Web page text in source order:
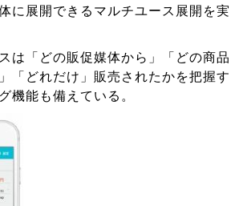
に展開できるマルチユース展開を実
は「どの販促媒体から」「どの商品
「どれだけ」販売されたかを把握す
機能も備えている。